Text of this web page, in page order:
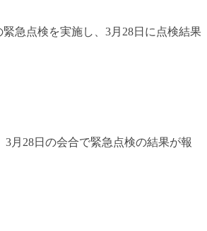
急点検を実施し、3月28日に点検結果
月28日の会合で緊急点検の結果が報